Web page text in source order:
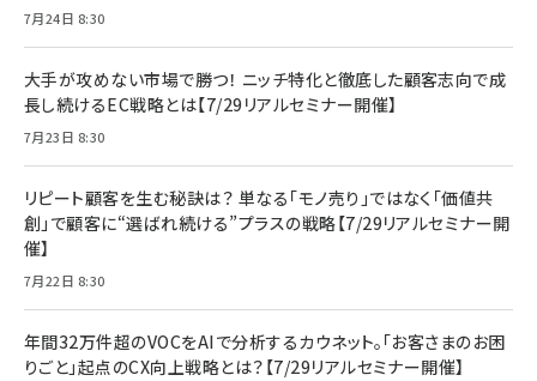
7月24日 8:30
大手が攻めない市場で勝つ！ ニッチ特化と徹底した顧客志向で成
長し続けるEC戦略とは【7/29リアルセミナー開催】
7月23日 8:30
リピート顧客を生む秘訣は？ 単なる「モノ売り」ではなく「価値共
創」で顧客に“選ばれ続ける”プラスの戦略【7/29リアルセミナー開
催】
7月22日 8:30
年間32万件超のVOCをAIで分析するカウネット。「お客さまのお困
りごと」起点のCX向上戦略とは？【7/29リアルセミナー開催】